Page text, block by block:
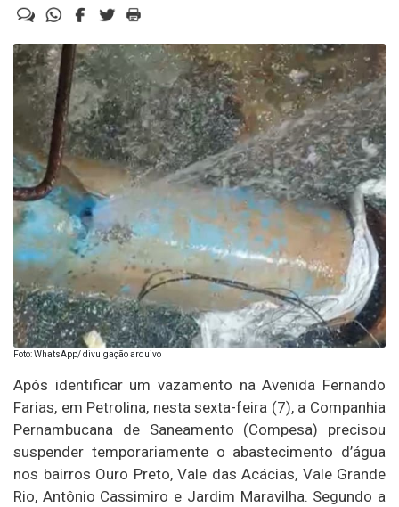
Foto: WhatsApp/ divulgação arquivo
Após identificar um vazamento na Avenida Fernando
Farias, em Petrolina, nesta sexta-feira (7), a Companhia
Pernambucana de Saneamento (Compesa) precisou
suspender temporariamente o abastecimento d’água
nos bairros Ouro Preto, Vale das Acácias, Vale Grande
Rio, Antônio Cassimiro e Jardim Maravilha. Segundo a